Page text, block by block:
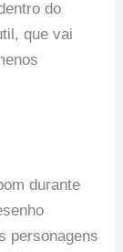
do
que vai
durante
personagens